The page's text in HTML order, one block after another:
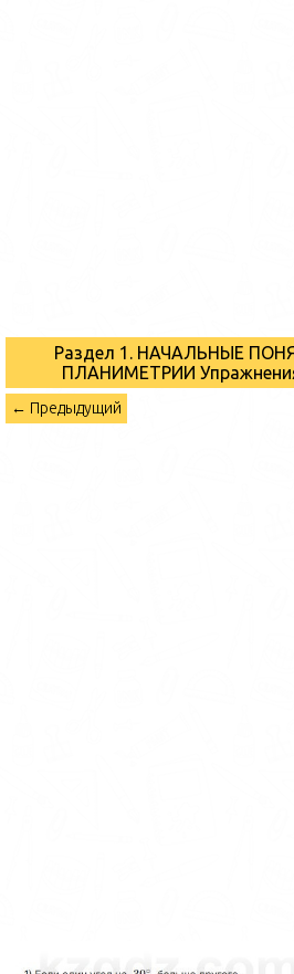
Раздел 1. НАЧАЛЬНЫЕ
ПЛАНИМЕТРИИ
← Предыдущий